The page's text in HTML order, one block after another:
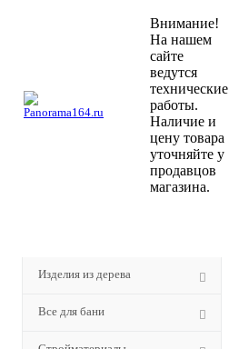
Внимание!
На нашем
сайте
ведутся
технические
работы.
Наличие и
цену товара
уточняйте у
продавцов
магазина.
Изделия из дерева
Все для бани